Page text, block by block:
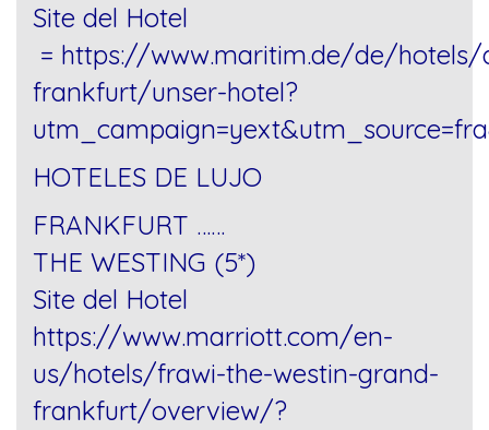
Site del Hotel
= https://www.maritim.de/de/hotels/
frankfurt/unser-hotel?
HOTELES DE LUJO
FRANKFURT ……
THE WESTING (5*)
Site del Hotel
https://www.marriott.com/en-
us/hotels/frawi-the-westin-grand-
frankfurt/overview/?